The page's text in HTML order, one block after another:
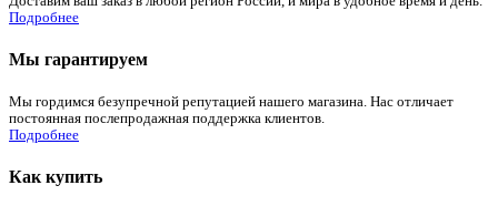
Подробнее
Мы гарантируем
Мы гордимся безупречной репутацией нашего магазина. Нас отличает
постоянная послепродажная поддержка клиентов.
Подробнее
Как купить